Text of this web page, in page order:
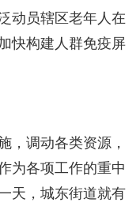
动员辖区老年人在
快构建人群免疫屏
调动各类资源，
为各项工作的重中
天，城东街道就有